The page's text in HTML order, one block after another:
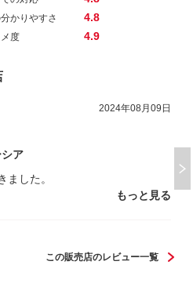
かりやすさ 4.8
度 4.9
2024年08月09日
ア
ました。
もっと見る
この販売店のレビュー一覧